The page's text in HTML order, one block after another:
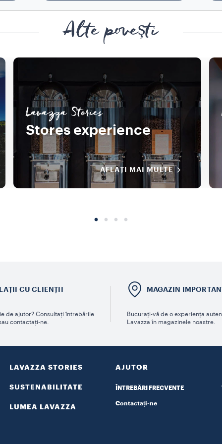
Alte povești
Lavazza Stories
Stores experience
AFLAȚI MAI MULTE
CU CLIENȚII
de ajutor? Consultați întrebările
contactați-ne.
MAGAZIN
Bucurați-vă de o experiența
Lavazza în magazinele noastre.
LAVAZZA STORIES
SUSTENABILITATE
LUMEA LAVAZZA
AJUTOR
ÎNTREBĂRI FRECVENTE
Contactați-ne